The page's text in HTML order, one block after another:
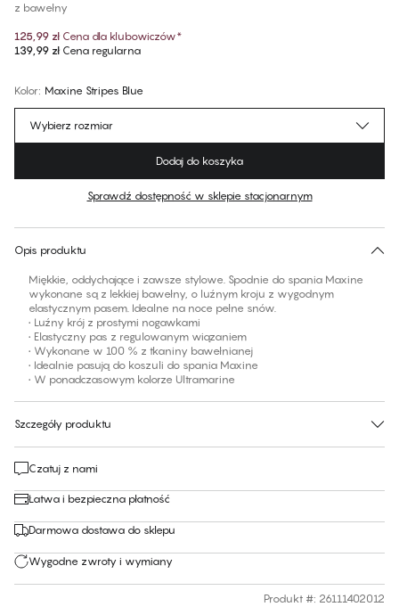
z bawełny
125,99 zł Cena dla klubowiczów*
139,99 złCena regularna
Kolor: Maxine Stripes Blue
Brak sugerowanego rozmiaru dla tego produktu
Wybierz rozmiar
Dodaj do koszyka
Sprawdź dostępność w sklepie stacjonarnym
Opis produktu
Miękkie, oddychające i zawsze stylowe. Spodnie do spania Maxine
wykonane są z lekkiej bawełny, o luźnym kroju z wygodnym
elastycznym pasem. Idealne na noce pełne snów.
• Luźny krój z prostymi nogawkami
• Elastyczny pas z regulowanym wiązaniem
• Wykonane w 100 % z tkaniny bawełnianej
• Idealnie pasują do koszuli do spania Maxine
• W ponadczasowym kolorze Ultramarine
Szczegóły produktu
Czatuj z nami
Łatwa i bezpieczna płatność
Darmowa dostawa do sklepu
Wygodne zwroty i wymiany
Produkt #: 26111402012